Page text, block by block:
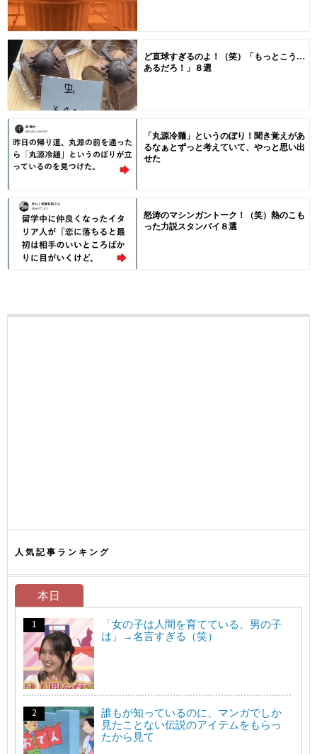
ど直球すぎるのよ！（笑）「もっとこう…
あるだろ！」８選
「丸源冷麺」というのぼり！聞き覚えがあ
るなぁとずっと考えていて、やっと思い出
せた
怒涛のマシンガントーク！（笑）熱のこも
った力説スタンバイ８選
人気記事ランキング
本日
「女の子は人間を育てている、男の子
は」→名言すぎる（笑）
誰もが知っているのに、マンガでしか
見たことない伝説のアイテムをもらっ
たから見て